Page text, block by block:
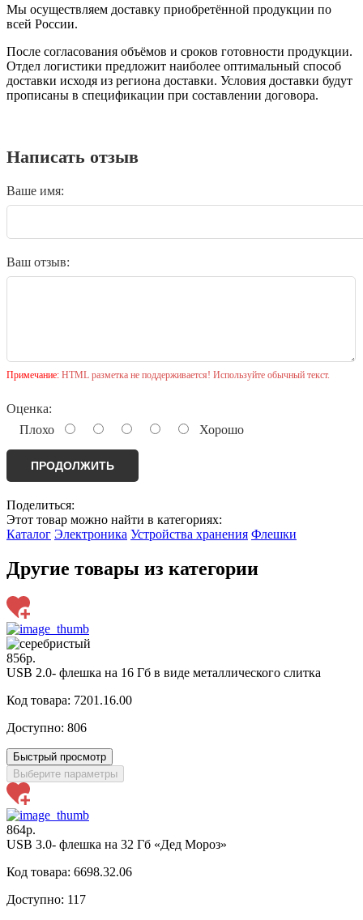
Мы осуществляем доставку приобретённой продукции по
всей России.
После согласования объёмов и сроков готовности продукции.
Отдел логистики предложит наиболее оптимальный способ
доставки исходя из региона доставки. Условия доставки будут
прописаны в спецификации при составлении договора.
Написать отзыв
Ваше имя:
Ваш отзыв:
Примечание: HTML разметка не поддерживается! Используйте обычный текст.
Оценка:
Плохо
Хорошо
ПРОДОЛЖИТЬ
Поделиться:
Этот товар можно найти в категориях:
Каталог Электроника Устройства хранения Флешки
Другие товары из категории
856р.
USB 2.0- флешка на 16 Гб в виде металлического слитка
Код товара: 7201.16.00
Доступно: 806
Быстрый просмотр
Выберите параметры
864р.
USB 3.0- флешка на 32 Гб «Дед Мороз»
Код товара: 6698.32.06
Доступно: 117